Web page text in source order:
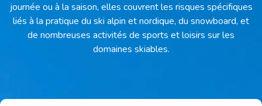
journée ou à la saison, elles couvrent les risques spécifiques
liés à la pratique du ski alpin et nordique, du snowboard, et
de nombreuses activités de sports et loisirs sur les
domaines skiables.